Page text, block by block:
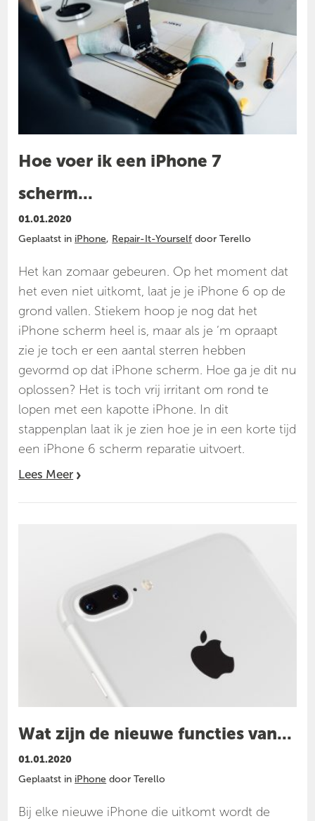
Hoe voer ik een iPhone 7
scherm...
01.01.2020
Geplaatst in iPhone, Repair-It-Yourself door Terello
Het kan zomaar gebeuren. Op het moment dat
het even niet uitkomt, laat je je iPhone 6 op de
grond vallen. Stiekem hoop je nog dat het
iPhone scherm heel is, maar als je ‘m opraapt
zie je toch er een aantal sterren hebben
gevormd op dat iPhone scherm. Hoe ga je dit nu
oplossen? Het is toch vrij irritant om rond te
lopen met een kapotte iPhone. In dit
stappenplan laat ik je zien hoe je in een korte tijd
een iPhone 6 scherm reparatie uitvoert.
Lees Meer
Wat zijn de nieuwe functies van...
01.01.2020
Geplaatst in iPhone door Terello
Bij elke nieuwe iPhone die uitkomt wordt de